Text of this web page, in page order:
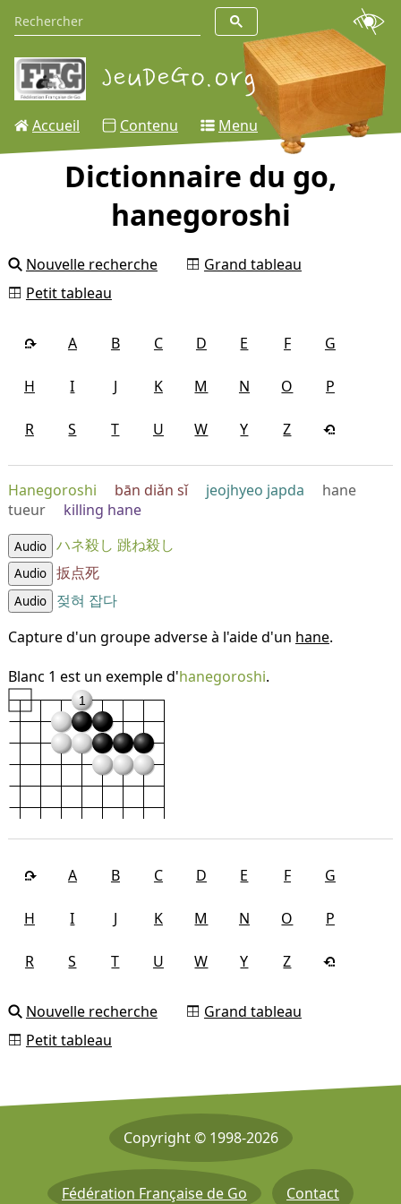
Accueil Contenu Menu
Dictionnaire du go,
hanegoroshi
Nouvelle recherche
Grand tableau
Petit tableau
A B C D E F G
H I J K M N O P
R S T U W Y Z
Hanegoroshi bān diǎn sǐ jeojhyeo japda
hane
tueur
killing hane
Audio ハネ殺し 跳ね殺し
Audio 扳点死
Audio
젖혀 잡다
Capture d'un groupe adverse à l'aide d'un hane.
Blanc 1 est un exemple d'hanegoroshi.
1
A B C D E F G
H I J K M N O P
R S T U W Y Z
Nouvelle recherche
Grand tableau
Petit tableau
Copyright © 1998-2026
Fédération Française de Go Contact